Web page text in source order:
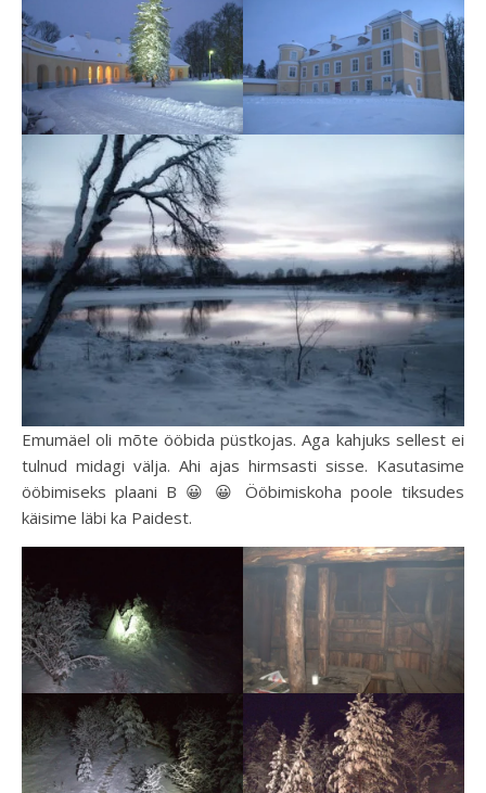
Emumäel oli mõte ööbida püstkojas. Aga kahjuks sellest ei
tulnud midagi välja. Ahi ajas hirmsasti sisse. Kasutasime
ööbimiseks plaani B 😀 😀 Ööbimiskoha poole tiksudes
käisime läbi ka Paidest.